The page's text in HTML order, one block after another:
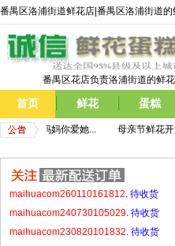
番禺区洛浦街道鲜花店|番禺区洛浦街道
番禺区花店负责洛浦街道的鲜
首页 鲜花 蛋糕
告诉妈妈你爱她... 母亲节鲜花开始预
maihuacom221228130649.待收货
maihuacom221205154355 .待收货
maihuacom220908144740.待收货
maihuacom220520214921.待收货
maihuacom220429171531.待收货
maihuacom220423215924
待收货
maihuacom260110161812
maihuacom240730105029. 待收货
maihuacom230820101832. 待收货
maihuacom230714183028. 待收货